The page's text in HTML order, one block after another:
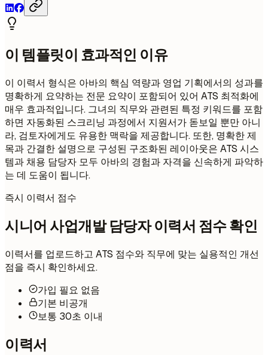
이 템플릿이 효과적인 이유
이 이력서 형식은 아바의 핵심 역량과 영업 기획에서의 성과를
명확하게 요약하는 전문 요약이 포함되어 있어 ATS 최적화에
매우 효과적입니다. 그녀의 직무와 관련된 특정 키워드를 포함
하면 자동화된 스크리닝 과정에서 지원서가 돋보일 뿐만 아니
라, 검토자에게도 유용한 맥락을 제공합니다. 또한, 명확한 제
목과 간결한 설명으로 구성된 구조화된 레이아웃은 ATS 시스
템과 채용 담당자 모두 아바의 경험과 자격을 신속하게 파악하
는 데 도움이 됩니다.
즉시 이력서 점수
시니어 사업개발 담당자 이력서 점수 확인
이력서를 업로드하고 ATS 점수와 직무에 맞는 실용적인 개선
점을 즉시 확인하세요.
가입 필요 없음
기본 비공개
보통 30초 이내
이력서